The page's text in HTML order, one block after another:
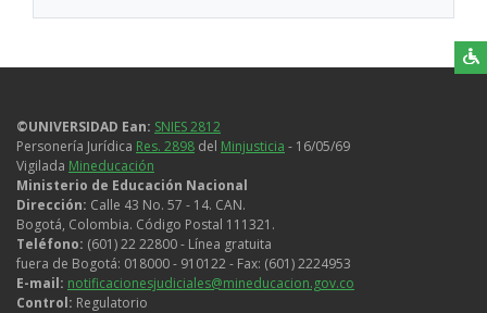
©UNIVERSIDAD Ean: SNIES 2812
Personería Jurídica Res. 2898 del Minjusticia - 16/05/69
Vigilada Mineducación
Ministerio de Educación Nacional
Dirección: Calle 43 No. 57 - 14. CAN.
Bogotá, Colombia. Código Postal 111321.
Teléfono: (601) 22 22800 - Línea gratuita
fuera de Bogotá: 018000 - 910122 - Fax: (601) 2224953
E-mail: notificacionesjudiciales@mineducacion.gov.co
Control: Regulatorio